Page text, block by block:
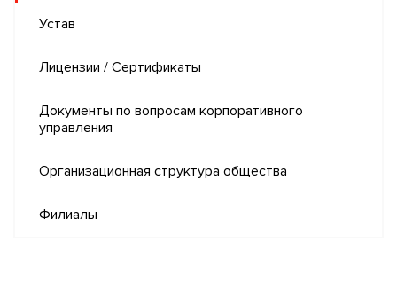
Устав
Лицензии / Сертификаты
Документы по вопросам корпоративного
управления
Организационная структура общества
Филиалы